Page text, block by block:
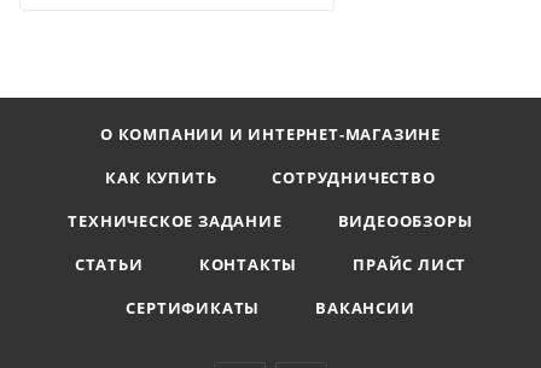
О КОМПАНИИ И ИНТЕРНЕТ-МАГАЗИНЕ
КАК КУПИТЬ
СОТРУДНИЧЕСТВО
ТЕХНИЧЕСКОЕ ЗАДАНИЕ
ВИДЕООБЗОРЫ
СТАТЬИ
КОНТАКТЫ
ПРАЙС ЛИСТ
СЕРТИФИКАТЫ
ВАКАНСИИ